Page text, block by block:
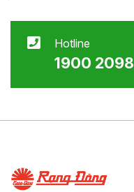
Hotline
1900 2098